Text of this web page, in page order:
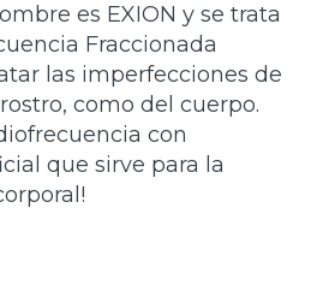
es EXION y se trata
Fraccionada
las imperfecciones de
como del cuerpo.
con
que sirve para la